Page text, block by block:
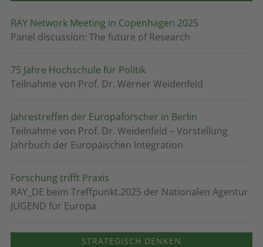
RAY Network Meeting in Copenhagen 2025
Panel discussion: The future of Research
75 Jahre Hochschule für Politik
Teilnahme von Prof. Dr. Werner Weidenfeld
Jahrestreffen der Europaforscher in Berlin
Teilnahme von Prof. Dr. Weidenfeld – Vorstellung
Jahrbuch der Europäischen Integration
Forschung trifft Praxis
RAY_DE beim Treffpunkt.2025 der Nationalen Agentur
JUGEND für Europa
STRATEGISCH DENKEN